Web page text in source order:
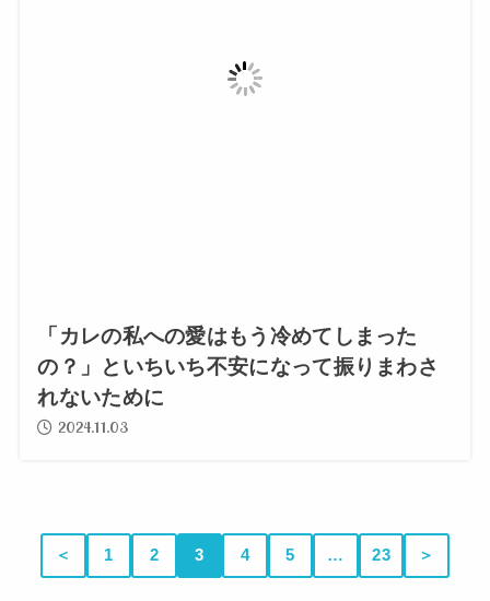
「カレの私への愛はもう冷めてしまった
の？」といちいち不安になって振りまわさ
れないために
2024.11.03
＜ 1 2 3 4 5 … 23 ＞